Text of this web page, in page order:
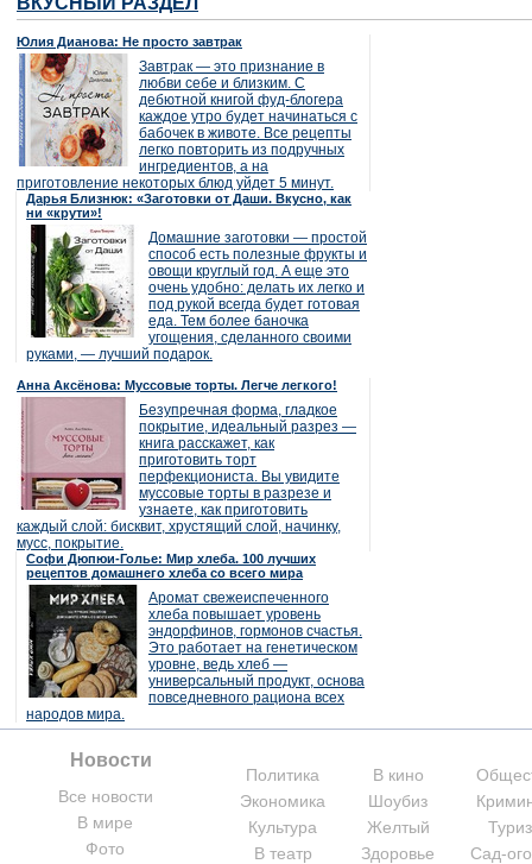
Юлия Дианова: Не просто завтрак
Завтрак — это признание в
любви себе и близким. С
дебютной книгой фуд-блогера
каждое утро будет начинаться с
бабочек в животе. Все рецепты
легко повторить из подручных
ингредиентов, а на
приготовление некоторых блюд уйдет 5 минут.
Дарья Близнюк: «Заготовки от Даши. Вкусно, как
ни «крути»!
Домашние заготовки — простой
способ есть полезные фрукты и
овощи круглый год. А еще это
очень удобно: делать их легко и
под рукой всегда будет готовая
еда. Тем более баночка
угощения, сделанного своими
руками, — лучший подарок.
Анна Аксёнова: Муссовые торты. Легче легкого!
Безупречная форма, гладкое
покрытие, идеальный разрез —
книга расскажет, как
приготовить торт
перфекциониста. Вы увидите
муссовые торты в разрезе и
узнаете, как приготовить
каждый слой: бисквит, хрустящий слой, начинку,
мусс, покрытие.
Софи Дюпюи-Голье: Мир хлеба. 100 лучших
рецептов домашнего хлеба со всего мира
Аромат свежеиспеченного
хлеба повышает уровень
эндорфинов, гормонов счастья.
Это работает на генетическом
уровне, ведь хлеб —
универсальный продукт, основа
повседневного рациона всех
народов мира.
Новости
Все новости
В мире
Фото
Политика
Экономика
Культура
В театр
В кино
Шоубиз
Желтый
Здоровье
Сад-